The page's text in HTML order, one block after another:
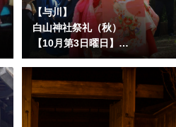
【与川】
白山神社祭礼（秋）
【10月第3日曜日】
※2025年度は第４日曜日